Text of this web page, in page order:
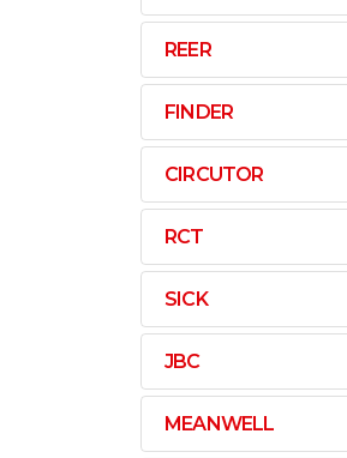
REER
FINDER
CIRCUTOR
RCT
SICK
JBC
MEANWELL